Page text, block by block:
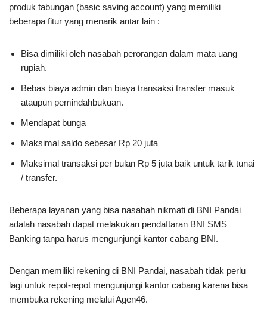
produk tabungan (basic saving account) yang memiliki
beberapa fitur yang menarik antar lain :
Bisa dimiliki oleh nasabah perorangan dalam mata uang
rupiah.
Bebas biaya admin dan biaya transaksi transfer masuk
ataupun pemindahbukuan.
Mendapat bunga
Maksimal saldo sebesar Rp 20 juta
Maksimal transaksi per bulan Rp 5 juta baik untuk tarik tunai
/ transfer.
Beberapa layanan yang bisa nasabah nikmati di BNI Pandai
adalah nasabah dapat melakukan pendaftaran BNI SMS
Banking tanpa harus mengunjungi kantor cabang BNI.
Dengan memiliki rekening di BNI Pandai, nasabah tidak perlu
lagi untuk repot-repot mengunjungi kantor cabang karena bisa
membuka rekening melalui Agen46.